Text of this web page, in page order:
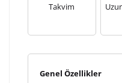
Takvim
Genel Özellikler